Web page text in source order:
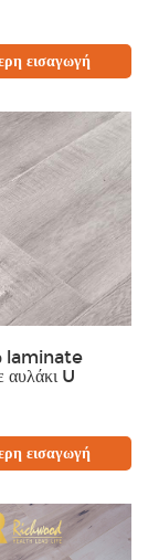
εισαγωγή
laminate
U
εισαγωγή